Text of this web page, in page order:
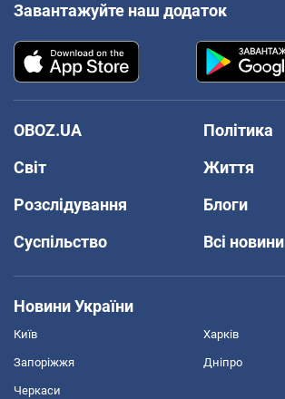
Завантажуйте наш додаток
OBOZ.UA
Політика
Світ
Життя
Розслідування
Блоги
Суспільство
Всі новини
Новини України
Київ Харків
Запоріжжя Дніпро
Черкаси